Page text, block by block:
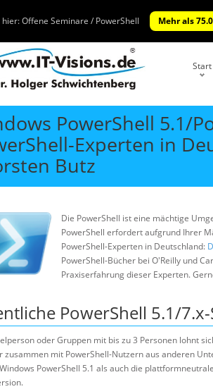
hier:Offene Seminare / PowerShell Mehr als
Start
PowerShell 5.1/
Experten in
Butz
Die PowerShell ist eine mächtige
PowerShell erfordert aufgrund Ihrer
PowerShell-Experten in Deutschland:
PowerShell-Bücher bei O'Reilly und
Praxiserfahrung dieser Experten.
PowerShell 5.1/
oder Gruppen mit bis zu 3 Personen lohnt
zusammen mit PowerShell-Nutzern aus anderen
PowerShell 5.1 als auch die